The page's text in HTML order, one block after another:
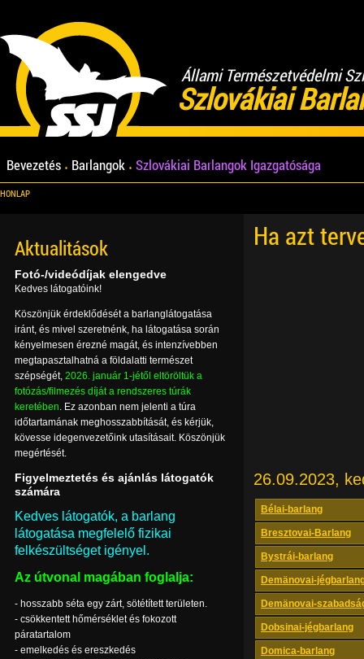
Állami Természetvédelmi
Szlovákiai
Bevezetés Barlangok Szlovákiai Barlangok Igazgatósága
HONLAP
Ha azt
26.09.2023,
Bélai-barlang
Bresztovai-Barlang
Bystrái-barlang
Demänovai-
Demänovai-
Dobsinai-jégbarlang
Domica-barlang
Aktualitások
Fotó-/videódíjak elengedve
Kedves látogatóink!
Köszönjük érdeklődését a barlanglátogatása
iránt, és mivel szeretnénk, ha látogatása során
kényelmesen érezné magát, és intenzívebben
megtapasztalhatná a földalatti természet
szépségét, 2026. január 1-jétől eltöröltük a
fotózás/filmezés díját a rendszeres túrák
keretében. Ez azonban nem jelenti a túra
időtartamának meghosszabbítását, és kérjük,
kövesse idegenvezetőink utasításait. Köszönjük
megértését.
Figyelmeztetés és ajánlás látogatók
számára
Kedves látogatók, a barlang
látogatása megfelelő fizikai
felkészültséget igényel.
Az útvonal magában foglalja:
- hosszabb séta egy zárt, sötétített területen.
- csökkentett hőmérséklet és fokozott
páratartalom
- emelkedés és ereszkedés